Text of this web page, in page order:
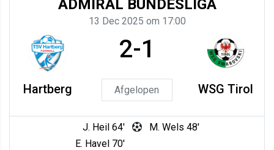
ADMIRAL BUNDESLIGA
13 Dec 2025 om 17:00
Hartberg
2-1
Afgelopen WSG Tirol
J. Heil 64'
E. Havel 70'
M. Wels 48'